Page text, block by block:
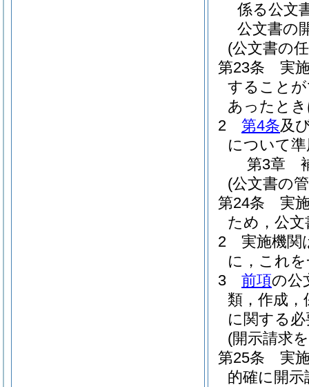
係る公文
公文書の
(公文書の
第23条
実
すること
あったと
2
第4条及
について
第3章
(公文書の
第24条
実
ため，公
2
実施機関
に，これ
3
前項の公
類，作成
に関する
(開示請求
第25条
実
的確に開